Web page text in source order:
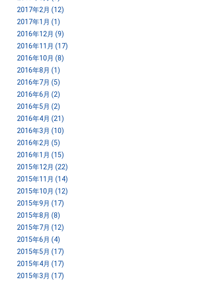
2017年2月 (12)
2017年1月 (1)
2016年12月 (9)
2016年11月 (17)
2016年10月 (8)
2016年8月 (1)
2016年7月 (5)
2016年6月 (2)
2016年5月 (2)
2016年4月 (21)
2016年3月 (10)
2016年2月 (5)
2016年1月 (15)
2015年12月 (22)
2015年11月 (14)
2015年10月 (12)
2015年9月 (17)
2015年8月 (8)
2015年7月 (12)
2015年6月 (4)
2015年5月 (17)
2015年4月 (17)
2015年3月 (17)